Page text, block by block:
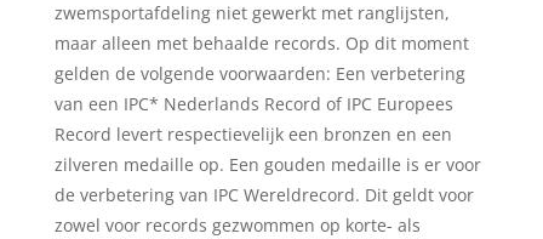
zwemsportafdeling niet gewerkt met ranglijsten,
maar alleen met behaalde records. Op dit moment
gelden de volgende voorwaarden: Een verbetering
van een IPC* Nederlands Record of IPC Europees
Record levert respectievelijk een bronzen en een
zilveren medaille op. Een gouden medaille is er voor
de verbetering van IPC Wereldrecord. Dit geldt voor
zowel voor records gezwommen op korte- als